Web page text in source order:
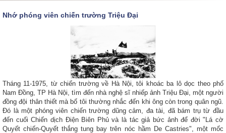
Nhớ phóng viên chiến trường Triệu Đại
Tháng 11-1975, từ chiến trường về Hà Nội, tôi khoác ba lô dọc theo phố
Nam Đồng, TP Hà Nội, tìm đến nhà nghệ sĩ nhiếp ảnh Triệu Đại, một người
đồng đội thân thiết mà bố tôi thường nhắc đến khi ông còn trong quân ngũ.
Đó là một phóng viên chiến trường dũng cảm, đa tài, đã bám trụ từ đầu
đến cuối Chiến dịch Điện Biên Phủ và là tác giả bức ảnh để đời "Lá cờ
Quyết chiến-Quyết thắng tung bay trên nóc hầm De Castries", một mốc